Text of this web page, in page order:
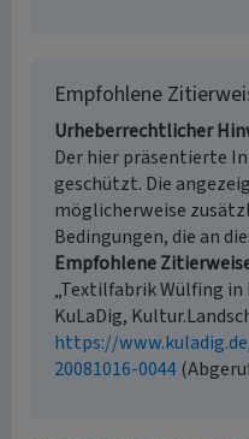
Empfohlene
Urheberrechtlicher
Der hier präsentierte
geschützt. Die
möglicherweise
Bedingungen, die an
Empfohlene
„Textilfabrik Wülfing in
KuLaDig,
https://
20081016-0044